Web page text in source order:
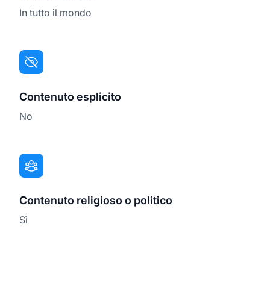
In tutto il mondo
Contenuto esplicito
No
Contenuto religioso o politico
Sì